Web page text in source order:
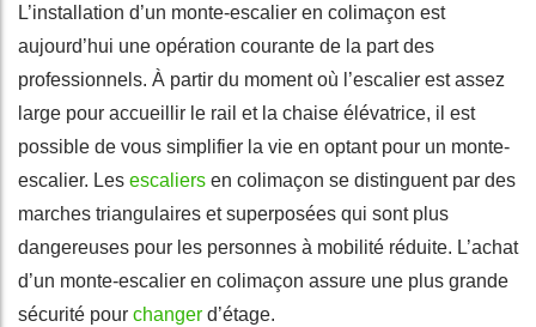
L’installation d’un monte-escalier en colimaçon est
aujourd’hui une opération courante de la part des
professionnels. À partir du moment où l’escalier est assez
large pour accueillir le rail et la chaise élévatrice, il est
possible de vous simplifier la vie en optant pour un monte-
escalier. Les escaliers en colimaçon se distinguent par des
marches triangulaires et superposées qui sont plus
dangereuses pour les personnes à mobilité réduite. L’achat
d’un monte-escalier en colimaçon assure une plus grande
sécurité pour changer d’étage.